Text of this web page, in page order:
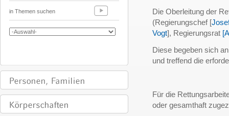
in Themen suchen
Die Oberleitung der
(Regierungschef [
Vogt], Regierungsrat
Diese begeben sich
und treffend die
Für die
oder gesamthaft